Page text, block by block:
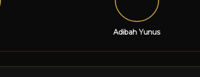
Adibah Yunus